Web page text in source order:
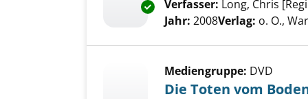
Exemplar-Details von The
Verfasser: Long, Chris
Jahr: 2008Verlag: o. O.,
Mediengruppe: DVD
Die Toten vom